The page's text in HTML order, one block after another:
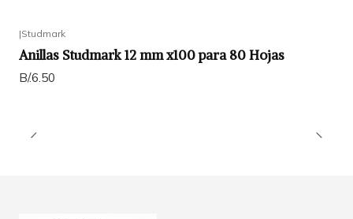
|Studmark
Anillas Studmark 12 mm x100 para 80 Hojas
B/.6.50